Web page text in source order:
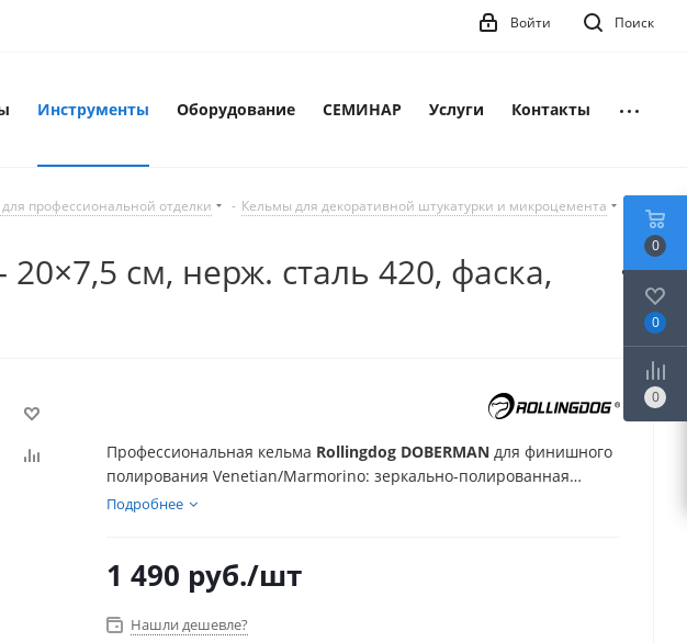
Поиск
Войти
Инструменты Оборудование СЕМИНАР Услуги Контакты
профессиональной отделки - Кельмы для декоративной штукатурки и микроцемента
см, нерж. сталь 420, фаска,
Профессиональная кельма Rollingdog DOBERMAN для финишного
полирования Venetian/Marmorino: зеркально-полированная
нержавеющая сталь
Подробнее
1 490 руб./шт
Нашли дешевле?
0
0
0